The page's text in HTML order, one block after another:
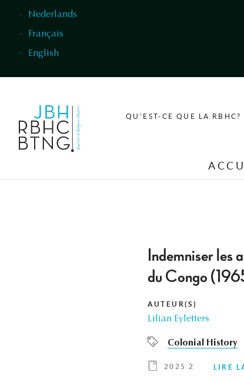
Nederlands
Français
English
QU'EST-CE QUE LA RBHC?
Indemniser les
du Congo
AUTEUR(S)
Lilian Eyletters
Colonial History
2025 2 LIRE